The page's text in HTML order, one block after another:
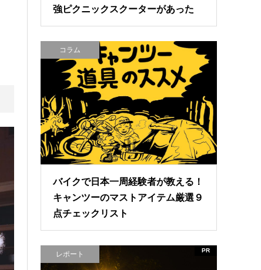
強ピクニックスクーターがあった
コラム
バイクで日本一周経験者が教える！
キャンツーのマストアイテム厳選９
点チェックリスト
レポート PR